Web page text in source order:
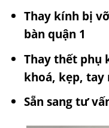
Thay kính bị
bàn quận 1
Thay thết phụ
khoá, kẹp,
Sẵn sang tư